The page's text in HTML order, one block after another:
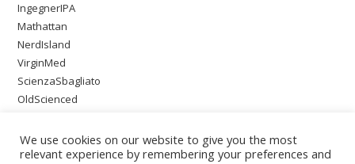
IngegnerIPA
Mathattan
NerdIsland
VirginMed
ScienzaSbagliato
OldScienced
PsychoOnTheBeach
We use cookies on our website to give you the most
relevant experience by remembering your preferences and